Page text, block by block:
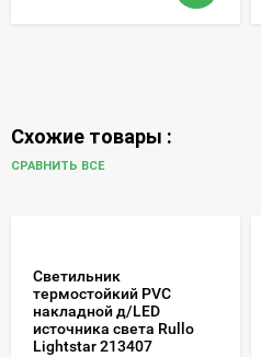
Схожие товары :
СРАВНИТЬ ВСЕ
Светильник
термостойкий PVC
накладной д/LED
источника света Rullo
Lightstar 213407